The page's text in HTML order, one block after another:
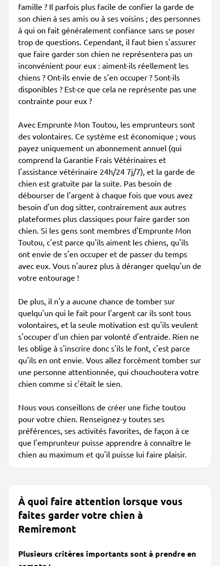
famille ? Il parfois plus facile de confier la garde de
son chien à ses amis ou à ses voisins ; des personnes
à qui on fait généralement confiance sans se poser
trop de questions. Cependant, il faut bien s'assurer
que faire garder son chien ne représentera pas un
inconvénient pour eux : aiment-ils réellement les
chiens ? Ont-ils envie de s'en occuper ? Sont-ils
disponibles ? Est-ce que cela ne représente pas une
contrainte pour eux ?
Avec Emprunte Mon Toutou, les emprunteurs sont
des volontaires. Ce système est économique ; vous
payez uniquement un abonnement annuel (qui
comprend la Garantie Frais Vétérinaires et
l'assistance vétérinaire 24h/24 7j/7), et la garde de
chien est gratuite par la suite. Pas besoin de
débourser de l'argent à chaque fois que vous avez
besoin d'un dog sitter, contrairement aux autres
plateformes plus classiques pour faire garder son
chien. Si les gens sont membres d'Emprunte Mon
Toutou, c'est parce qu'ils aiment les chiens, qu'ils
ont envie de s'en occuper et de passer du temps
avec eux. Vous n'aurez plus à déranger quelqu'un de
votre entourage !
De plus, il n'y a aucune chance de tomber sur
quelqu'un qui le fait pour l'argent car ils sont tous
volontaires, et la seule motivation est qu'ils veulent
s'occuper d'un chien par volonté d'entraide. Rien ne
les oblige à s'inscrire donc s'ils le font, c'est parce
qu'ils en ont envie. Vous allez forcément tomber sur
une personne attentionnée, qui chouchoutera votre
chien comme si c'était le sien.
Nous vous conseillons de créer une fiche toutou
pour votre chien. Renseignez-y toutes ses
préférences, ses activités favorites, de façon à ce
que l'emprunteur puisse apprendre à connaître le
chien au maximum et qu'il puisse lui faire plaisir.
À quoi faire attention lorsque vous
faites garder votre chien à
Remiremont
Plusieurs critères importants sont à prendre en